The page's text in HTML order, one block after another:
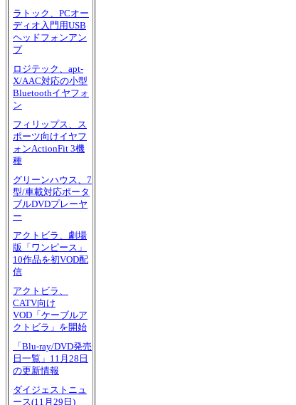
ラトック、PCオー
ディオ入門用USB
ヘッドフォンアン
プ
ロジテック、apt-
X/AAC対応の小型
Bluetoothイヤフォ
ン
フィリップス、ス
ポーツ向けイヤフ
ォンActionFit 3機
種
グリーンハウス、7
型/車載対応ポータ
ブルDVDプレーヤ
ー
アクトビラ、劇場
版「ワンピース」
10作品を初VOD配
信
アクトビラ、
CATV向け
VOD「ケーブルア
クトビラ」を開始
「Blu-ray/DVD発売
日一覧」11月28日
の更新情報
ダイジェストニュ
ース(11月29日)